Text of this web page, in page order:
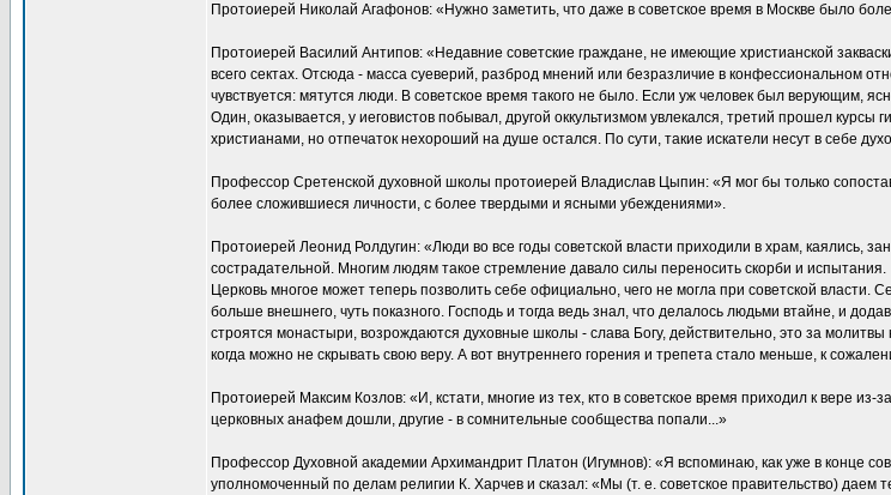
Протоиерей Николай Агафонов: «Нужно заметить, что даже в советское время в Москве было
Протоиерей Василий Антипов: «Недавние советские граждане, не имеющие христианской
всего сектах. Отсюда - масса суеверий, разброд мнений или безразличие в конфессиональном
чувствуется: мятутся люди. В советское время такого не было. Если уж человек был верующим,
Один, оказывается, у иеговистов побывал, другой оккультизмом увлекался, третий прошел
христианами, но отпечаток нехороший на душе остался. По сути, такие искатели несут в себе
Профессор Сретенской духовной школы протоиерей Владислав Цыпин: «Я мог бы только
более сложившиеся личности, с более твердыми и ясными убеждениями».
Протоиерей Леонид Ролдугин: «Люди во все годы советской власти приходили в храм, каялись,
сострадательной. Многим людям такое стремление давало силы переносить скорби и испытания.
Церковь многое может теперь позволить себе официально, чего не могла при советской
больше внешнего, чуть показного. Господь и тогда ведь знал, что делалось людьми втайне, и
строятся монастыри, возрождаются духовные школы - слава Богу, действительно, это за
когда можно не скрывать свою веру. А вот внутреннего горения и трепета стало меньше, к
Протоиерей Максим Козлов: «И, кстати, многие из тех, кто в советское время приходил к вере
церковных анафем дошли, другие - в сомнительные сообщества попали...»
Профессор Духовной академии Архимандрит Платон (Игумнов): «Я вспоминаю, как уже в конце
уполномоченный по делам религии К. Харчев и сказал: «Мы (т. е. советское правительство) даем